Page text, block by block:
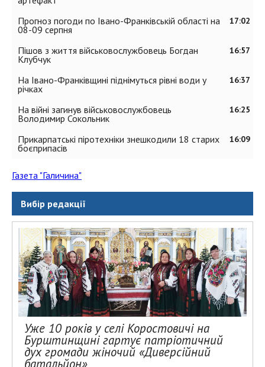
17:02
Прогноз погоди по Івано-Франківській області на
08-09 серпня
16:57
Пішов з життя військовослужбовець Богдан
Клубчук
16:37
На Івано-Франківщині піднімуться рівні води у
річках
16:25
На війні загинув військовослужбовець
Володимир Сокольник
16:09
Прикарпатські піротехніки знешкодили 18 старих
боєприпасів
Газета "Галичина"
Вибір редакції
Уже 10 років у селі Коростовичі на
Бурштинщині гартує патріотичний
дух громади жіночий «Диверсійний